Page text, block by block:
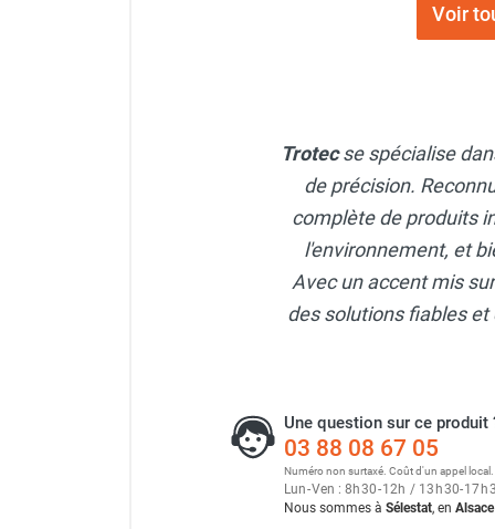
Chauffage FARM au gaz
Chauffage FARM au fioul
Chauffage mobile au gaz rayonnant
Rideau d'air et rideau rayonnant
Rideau d'air chaud électrique
Rideau d'air pour portes tournantes
Rideau d'air ambiant
Voir
Trotecse spécialise
de précision.
complète de produits
l'environnement, et
Avec un accent mis
des solutions fiables
Une question sur ce produit
03 88 08 67 05
Numéro non surtaxé. Coût d'un appel local.
Lun-Ven : 8h30-12h / 13h30-17h
Nous sommes à Sélestat, en Alsace